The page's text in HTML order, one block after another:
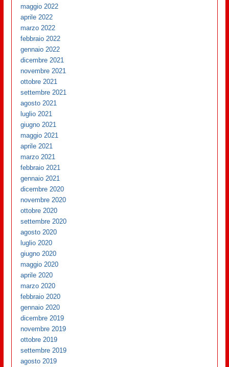
maggio 2022
aprile 2022
marzo 2022
febbraio 2022
gennaio 2022
dicembre 2021
novembre 2021
ottobre 2021
settembre 2021
agosto 2021
luglio 2021
giugno 2021
maggio 2021
aprile 2021
marzo 2021
febbraio 2021
gennaio 2021
dicembre 2020
novembre 2020
ottobre 2020
settembre 2020
agosto 2020
luglio 2020
giugno 2020
maggio 2020
aprile 2020
marzo 2020
febbraio 2020
gennaio 2020
dicembre 2019
novembre 2019
ottobre 2019
settembre 2019
agosto 2019